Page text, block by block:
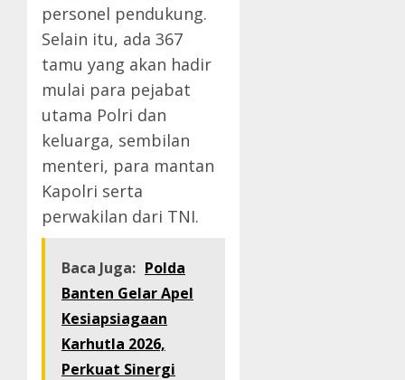
personel pendukung.
Selain itu, ada 367
tamu yang akan hadir
mulai para pejabat
utama Polri dan
keluarga, sembilan
menteri, para mantan
Kapolri serta
perwakilan dari TNI.
Baca Juga: Polda
Banten Gelar Apel
Kesiapsiagaan
Karhutla 2026,
Perkuat Sinergi